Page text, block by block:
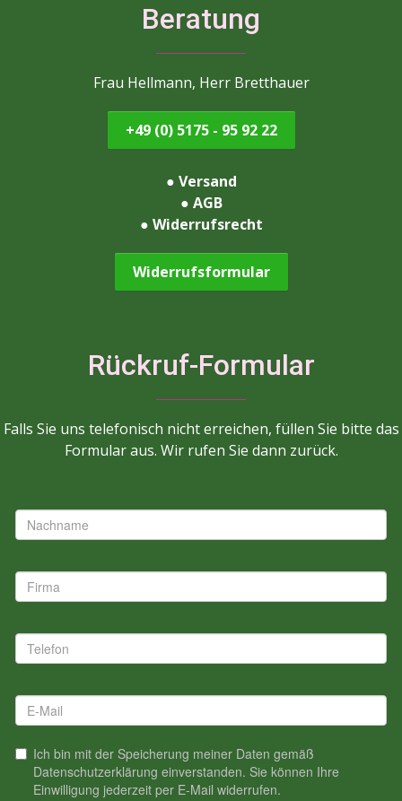
Beratung
Frau Hellmann, Herr Bretthauer
+49 (0) 5175 - 95 92 22
● Versand
● AGB
● Widerrufsrecht
Widerrufsformular
Rückruf-Formular
Falls Sie uns telefonisch nicht erreichen, füllen Sie bitte das
Formular aus. Wir rufen Sie dann zurück.